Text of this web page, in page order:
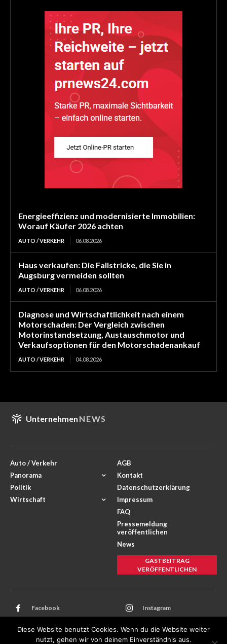
Energieeffizienz und modernisierte Immobilien:
Worauf Käufer 2026 achten
AUTO / VERKEHR 06.08.2026
Haus verkaufen: Die Fallstricke, die Sie in
Augsburg vermeiden sollten
AUTO / VERKEHR 06.08.2026
Diagnose und Wirtschaftlichkeit nach einem
Motorschaden: Der Vergleich zwischen
Motorinstandsetzung, Austauschmotor und
Verkaufsoptionen für den Motorschadenankauf
AUTO / VERKEHR 04.08.2026
Unternehmen NEWS
Auto / Verkehr
Panorama
Politik
Wirtschaft
AGB
Kontakt
Datenschutzerklärung
Impressum
FAQ
Pressemeldung
veröffentlichen
News
GASTBEITRAG
VERÖFFENTLICHEN
Facebook Instagram
Diese Website benutzt Cookies. Wenn du die Website weiter
nutzt, gehen wir von deinem Einverständnis aus.